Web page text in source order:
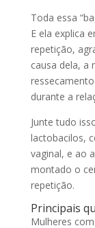
Toda essa
E ela explica
repetição,
causa dela, a
durante a
Junte tudo
lactobacilos,
vaginal, e ao
montado o
repetição.
Principais
Mulheres